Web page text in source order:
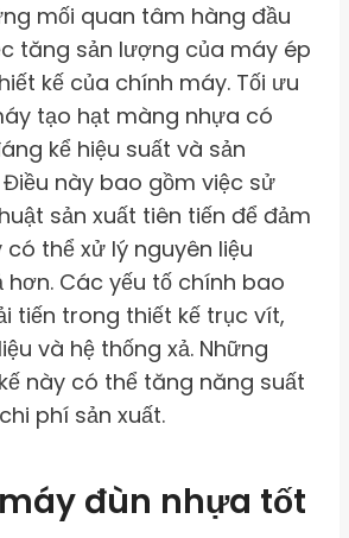
mối quan tâm hàng đầu
tăng sản lượng của máy ép
kế của chính máy. Tối ưu
tạo hạt màng nhựa có
kể hiệu suất và sản
này bao gồm việc sử
sản xuất tiên tiến để đảm
thể xử lý nguyên liệu
hơn. Các yếu tố chính bao
tiến trong thiết kế trục vít,
và hệ thống xả. Những
này có thể tăng năng suất
phí sản xuất.
đùn nhựa tốt